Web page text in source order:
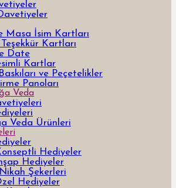
Masa İsim Kartları
Kartları
Date
Kartlar
ve Peçetelikler
Panoları
Veda
Veda Ürünleri
Hediyeler
Hediyeler
Şekerleri
Hediyeler